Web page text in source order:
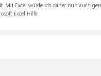
Mit Excel würde ich daher nun auch
Excel Hilfe